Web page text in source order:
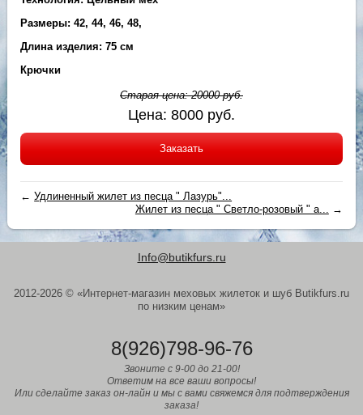
Размеры: 42, 44, 46, 48,
Длина изделия: 75 см
Крючки
Старая цена:20000руб.
Цена: 8000 руб.
Заказать
←Удлиненный жилет из песца " Лазурь"...
Жилет из песца " Светло-розовый " а...
→
Info@butikfurs.ru
2012-2026 © «Интернет-магазин меховых жилеток и шуб Butikfurs.ru
по низким ценам»
8(926)798-96-76
Звоните с 9-00 до 21-00!
Ответим на все ваши вопросы!
Или сделайте заказ он-лайн и мы с вами свяжемся для подтверждения
заказа!